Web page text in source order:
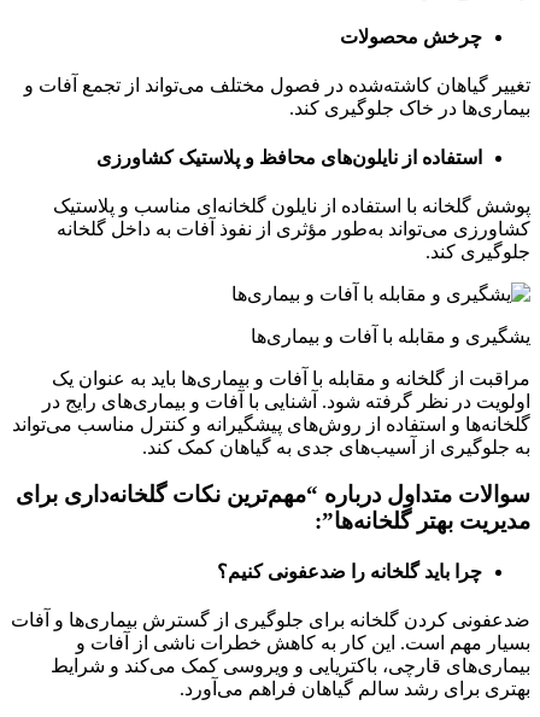
چرخش محصولات
تغییر گیاهان کاشته‌شده در فصول مختلف می‌تواند از تجمع آفات و
بیماری‌ها در خاک جلوگیری کند.
استفاده از نایلون‌های محافظ و پلاستیک کشاورزی
پوشش گلخانه با استفاده از نایلون گلخانه‌ای مناسب و پلاستیک
کشاورزی می‌تواند به‌طور مؤثری از نفوذ آفات به داخل گلخانه
جلوگیری کند.
یشگیری و مقابله با آفات و بیماری‌ها
مراقبت از گلخانه و مقابله با آفات و بیماری‌ها باید به عنوان یک
اولویت در نظر گرفته شود. آشنایی با آفات و بیماری‌های رایج در
گلخانه‌ها و استفاده از روش‌های پیشگیرانه و کنترل مناسب می‌تواند
به جلوگیری از آسیب‌های جدی به گیاهان کمک کند.
سوالات متداول درباره “مهم‌ترین نکات گلخانه‌داری برای
مدیریت بهتر گلخانه‌ها”:
چرا باید گلخانه را ضدعفونی کنیم؟
ضدعفونی کردن گلخانه برای جلوگیری از گسترش بیماری‌ها و آفات
بسیار مهم است. این کار به کاهش خطرات ناشی از آفات و
بیماری‌های قارچی، باکتریایی و ویروسی کمک می‌کند و شرایط
بهتری برای رشد سالم گیاهان فراهم می‌آورد.